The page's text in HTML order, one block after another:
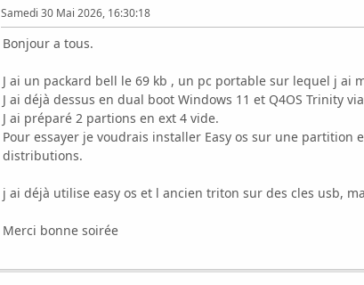
Samedi 30 Mai 2026, 16:30:18
Bonjour a tous.
J ai un packard bell le 69 kb , un pc portable sur lequel j ai
J ai déjà dessus en dual boot Windows 11 et Q4OS Trinity
J ai préparé 2 partions en ext 4 vide.
Pour essayer je voudrais installer Easy os sur une
distributions.
j ai déjà utilise easy os et l ancien triton sur des cles usb,
Merci bonne soirée